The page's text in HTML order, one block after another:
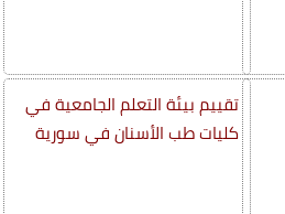
تقييم بيئة التعلم الجامعية في
كليات طب الأسنان في سورية